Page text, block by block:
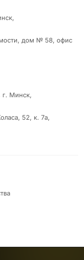
дом № 58, офис
г. Минск,
52, к. 7а,